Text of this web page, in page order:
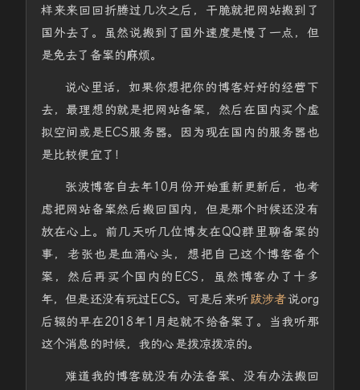
样来来回回折腾过几次之后，干脆就把网站搬到了
国外去了。虽然说搬到了国外速度是慢了一点，但
是免去了备案的麻烦。
说心里话，如果你想把你的博客好好的经营下
去，最理想的就是把网站备案，然后在国内买个虚
拟空间或是ECS服务器。因为现在国内的服务器也
是比较便宜了！
张波博客自去年10月份开始重新更新后，也考
虑把网站备案然后搬回国内，但是那个时候还没有
放在心上。前几天听几位博友在QQ群里聊备案的
事，老张也是血涌心头，想把自己这个博客备个
案，然后再买个国内的ECS，虽然博客办了十多
年，但是还没有玩过ECS。可是后来听跋涉者说org
后辍的早在2018年1月起就不给备案了。当我听那
这个消息的时候，我的心是拨凉拨凉的。
难道我的博客就没有办法备案、没有办法搬回